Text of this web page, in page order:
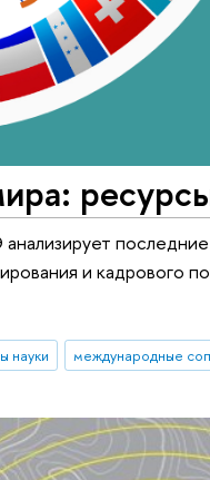
и кадрового
науки международные